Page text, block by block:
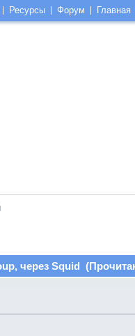
через Squid
Ресурсы Форум Главная